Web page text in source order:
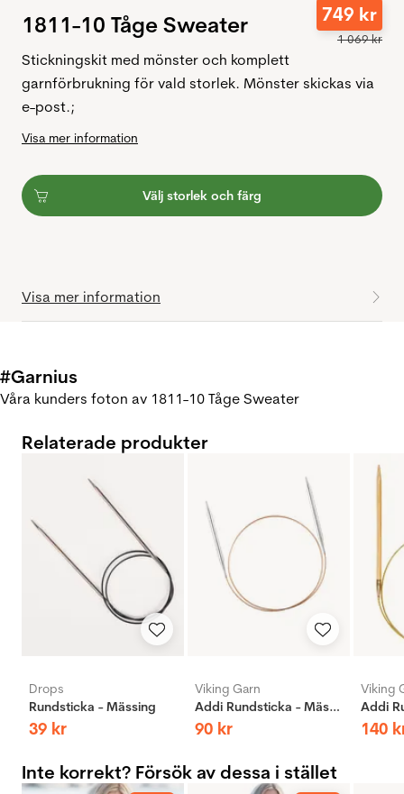
1811-10 Tåge Sweater 749 kr
1069kr
Stickningskit med mönster och komplett
garnförbrukning för vald storlek. Mönster skickas via
e-post.;
Visa mer information
Välj storlek och färg
Visa mer information
#Garnius
Våra kunders foton av 1811-10 Tåge Sweater
Relaterade produkter
Drops
Rundsticka - Mässing
39 kr
Viking Garn
Addi Rundsticka - Mässing
90 kr
Viking
140
Inte korrekt? Försök av dessa i stället